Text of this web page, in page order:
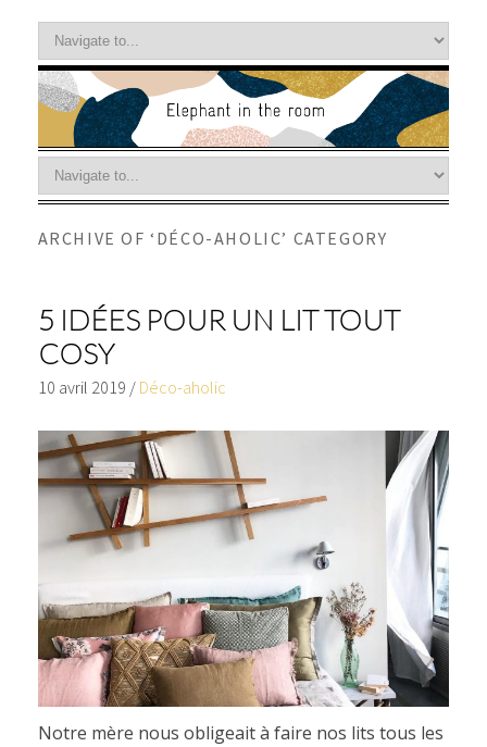
ARCHIVE OF ‘DÉCO-AHOLIC’ CATEGORY
5 IDÉES POUR UN LIT TOUT
COSY
10 avril 2019 / Déco-aholic
Notre mère nous obligeait à faire nos lits tous les